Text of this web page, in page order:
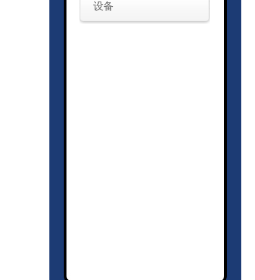
设备